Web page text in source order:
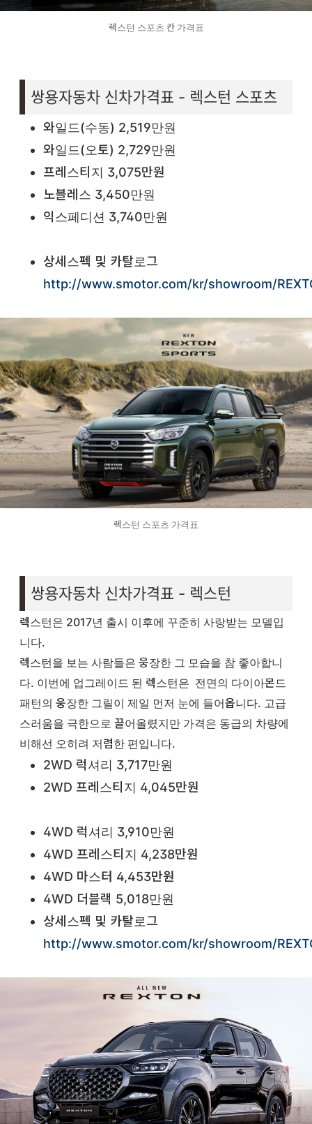
렉스턴 스포츠 칸 가격표
쌍용자동차 신차가격표 - 렉스턴 스포츠
와일드(수동) 2,519만원
와일드(오토) 2,729만원
프레스티지 3,075만원
노블레스 3,450만원
익스페디션 3,740만원
상세스펙 및 카탈로그
http://www.smotor.com/kr/showroom/
렉스턴 스포츠 가격표
쌍용자동차 신차가격표 - 렉스턴
렉스턴은 2017년 출시 이후에 꾸준히 사랑받는 모델입
니다.
렉스턴을 보는 사람들은 웅장한 그 모습을 참 좋아합니
다. 이번에 업그레이드 된 렉스턴은 전면의 다이아몬드
패턴의 웅장한 그릴이 제일 먼저 눈에 들어옵니다. 고급
스러움을 극한으로 끌어올렸지만 가격은 동급의 차량에
비해선 오히려 저렴한 편입니다.
2WD 럭셔리 3,717만원
2WD 프레스티지 4,045만원
4WD 럭셔리 3,910만원
4WD 프레스티지 4,238만원
4WD 마스터 4,453만원
4WD 더블랙 5,018만원
상세스펙 및 카탈로그
http://www.smotor.com/kr/showroom/